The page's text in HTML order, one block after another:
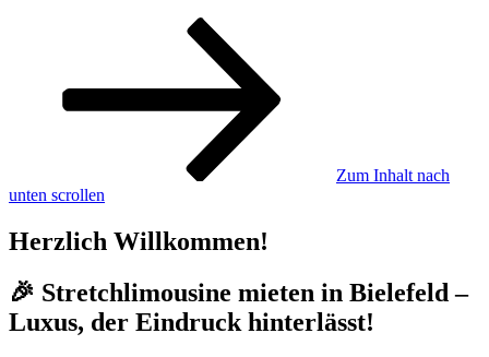
Zum Inhalt nach
unten scrollen
Herzlich Willkommen!
🎉 Stretchlimousine mieten in Bielefeld –
Luxus, der Eindruck hinterlässt!